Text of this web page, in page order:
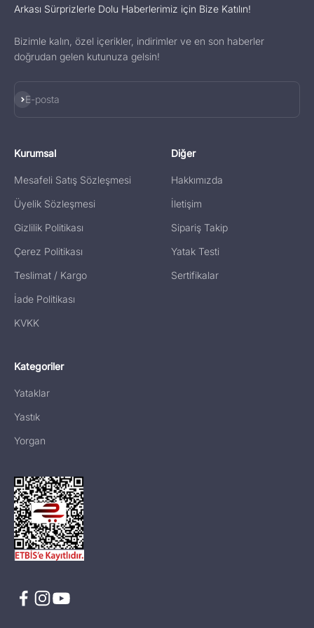
Arkası Sürprizlerle Dolu Haberlerimiz için Bize Katılın!
Bizimle kalın, özel içerikler, indirimler ve en son haberler
doğrudan gelen kutunuza gelsin!
E-posta
Abone ol
Kurumsal
Mesafeli Satış Sözleşmesi
Üyelik Sözleşmesi
Gizlilik Politikası
Çerez Politikası
Teslimat / Kargo
İade Politikası
KVKK
Diğer
Hakkımızda
İletişim
Sipariş Takip
Yatak Testi
Sertifikalar
Kategoriler
Yataklar
Yastık
Yorgan